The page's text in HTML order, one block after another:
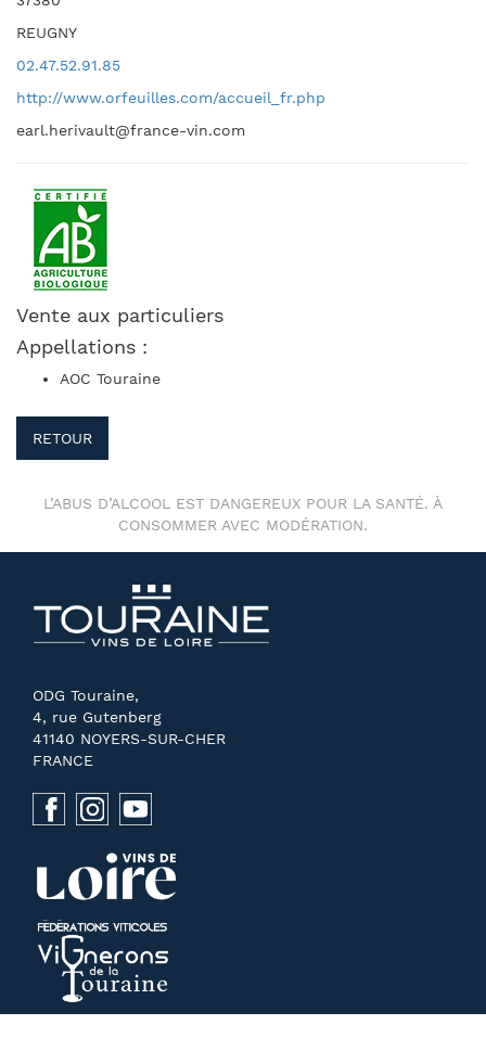
REUGNY
02.47.52.91.85
http://www.orfeuilles.com/accueil_fr.php
earl.herivault@france-vin.com
Vente aux particuliers
Appellations :
AOC Touraine
RETOUR
L’ABUS D’ALCOOL EST DANGEREUX POUR LA SANTÉ. À
CONSOMMER AVEC MODÉRATION.
ODG Touraine,
4, rue Gutenberg
41140 NOYERS-SUR-CHER
FRANCE